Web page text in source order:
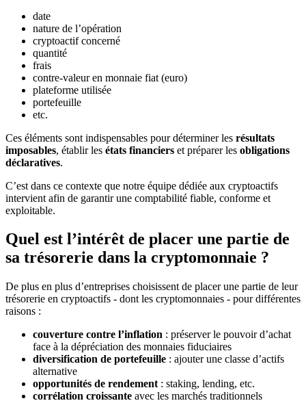
date
nature de l’opération
cryptoactif concerné
quantité
frais
contre-valeur en monnaie fiat (euro)
plateforme utilisée
portefeuille
etc.
Ces éléments sont indispensables pour déterminer les résultats
imposables, établir les états financiers et préparer les obligations
déclaratives.
C’est dans ce contexte que notre équipe dédiée aux cryptoactifs
intervient afin de garantir une comptabilité fiable, conforme et
exploitable.
Quel est l’intérêt de placer une partie de
sa trésorerie dans la cryptomonnaie ?
De plus en plus d’entreprises choisissent de placer une partie de leur
trésorerie en cryptoactifs - dont les cryptomonnaies - pour différentes
raisons :
couverture contre l’inflation : préserver le pouvoir d’achat
face à la dépréciation des monnaies fiduciaires
diversification de portefeuille : ajouter une classe d’actifs
alternative
opportunités de rendement : staking, lending, etc.
corrélation croissante avec les marchés traditionnels